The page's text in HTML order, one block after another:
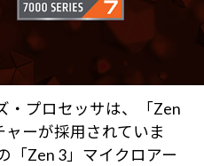
・プロセッサは、「Zen
ーが採用されていま
「Zen 3」マイクロアー